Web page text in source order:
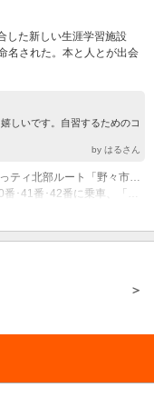
した新しい生涯学習施設
名された。本と人とが出会
しいです。自習するためのコ
by はるさん
(1)JR「野々市駅」から：コミュニティバス のっティ北部ルート「野々市駅南口」乗車、「フォルテ」下車徒歩5分 / シャトルバス のんキー「野々市駅南口」乗車、「フォルテ」下車徒歩5分
、年末年始（12月29日～
＞